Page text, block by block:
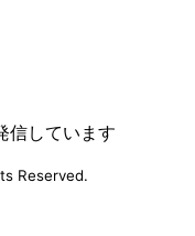
信しています
Reserved.